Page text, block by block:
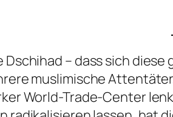
– dass sich
muslimische
World-Trade-Center